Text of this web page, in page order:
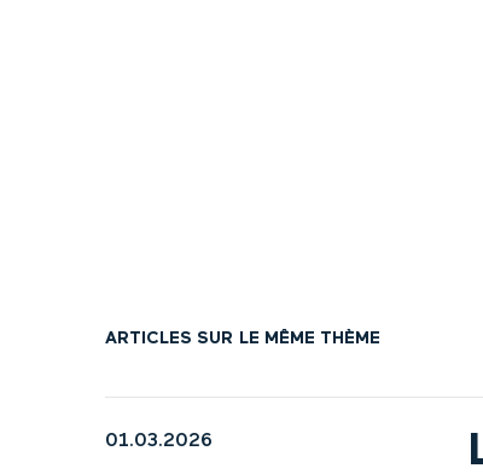
ARTICLES SUR LE MÊME THÈME
01.03.2026